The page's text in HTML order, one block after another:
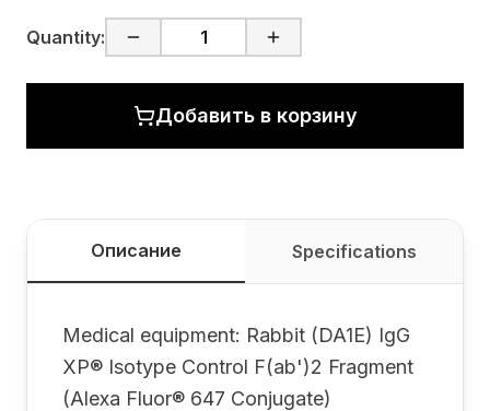
Quantity:
Добавить в корзину
Описание Specifications
Medical equipment: Rabbit (DA1E) IgG
XP® Isotype Control F(ab')2 Fragment
(Alexa Fluor® 647 Conjugate)